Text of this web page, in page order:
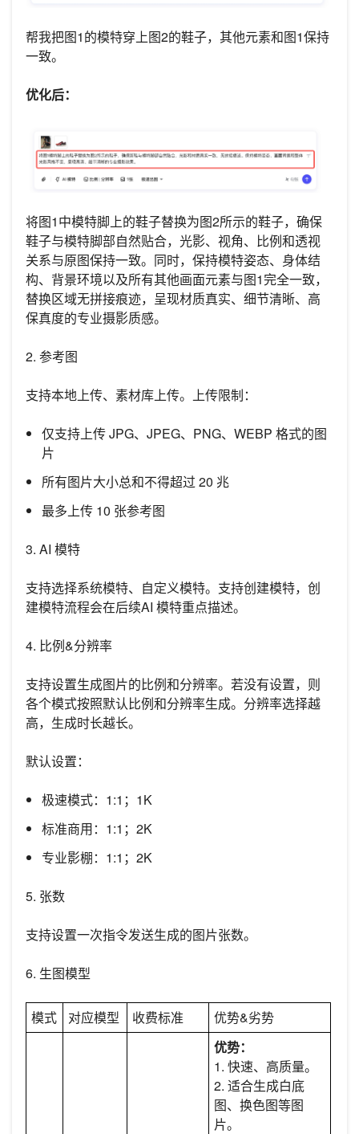
帮我把图1的模特穿上图2的鞋子，其他元素和图1保持
一致。
优化后：
将图1中模特脚上的鞋子替换为图2所示的鞋子，确保
鞋子与模特脚部自然贴合，光影、视角、比例和透视
关系与原图保持一致。同时，保持模特姿态、身体结
构、背景环境以及所有其他画面元素与图1完全一致，
替换区域无拼接痕迹，呈现材质真实、细节清晰、高
保真度的专业摄影质感。
2. 参考图
支持本地上传、素材库上传。上传限制：
仅支持上传 JPG、JPEG、PNG、WEBP 格式的图
片
所有图片大小总和不得超过 20 兆
最多上传 10 张参考图
3. AI 模特
支持选择系统模特、自定义模特。支持创建模特，创
建模特流程会在后续AI 模特重点描述。
4. 比例&分辨率
支持设置生成图片的比例和分辨率。若没有设置，则
各个模式按照默认比例和分辨率生成。分辨率选择越
高，生成时长越长。
默认设置：
极速模式：1:1；1K
标准商用：1:1；2K
专业影棚：1:1；2K
5. 张数
支持设置一次指令发送生成的图片张数。
6. 生图模型
模式 对应模型 收费标准 优势&劣势
优势：
1. 快速、高质量。
2. 适合生成白底
图、换色图等图
片。